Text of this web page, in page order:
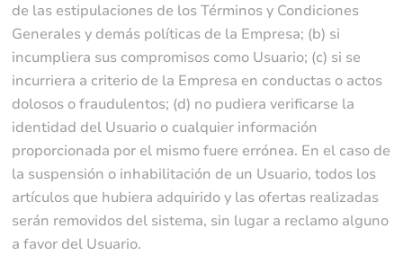
de las estipulaciones de los Términos y Condiciones
Generales y demás políticas de la Empresa; (b) si
incumpliera sus compromisos como Usuario; (c) si se
incurriera a criterio de la Empresa en conductas o actos
dolosos o fraudulentos; (d) no pudiera verificarse la
identidad del Usuario o cualquier información
proporcionada por el mismo fuere errónea. En el caso de
la suspensión o inhabilitación de un Usuario, todos los
artículos que hubiera adquirido y las ofertas realizadas
serán removidos del sistema, sin lugar a reclamo alguno
a favor del Usuario.